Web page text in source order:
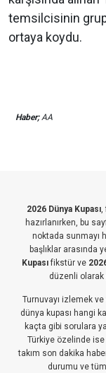
temsilcisinin
ortaya koydu.
Haber;AA
2026 Dünya Kupası,
hazırlanırken, bu
noktada sunmayı
başlıklar arasında
Kupasıfikstür ve
düzenli olarak
Turnuvayı izlemek
dünya kupası hangi
kaçta gibi sorulara
Türkiye özelinde ise
takım son dakika
durumu ve